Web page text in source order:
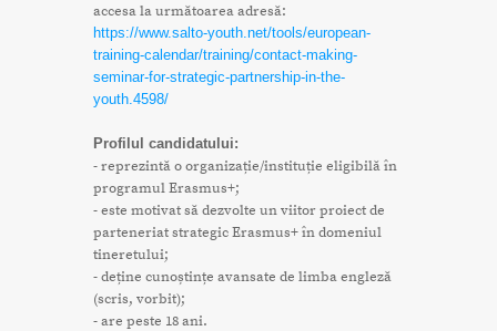
accesa la următoarea adresă:
https://www.salto-youth.net/tools/european-
training-calendar/training/contact-making-
seminar-for-strategic-partnership-in-the-
youth.4598/
Profilul candidatului:
- reprezintă o organizație/instituție eligibilă în
programul Erasmus+;
- este motivat să dezvolte un viitor proiect de
parteneriat strategic Erasmus+ în domeniul
tineretului;
- deține cunoștințe avansate de limba engleză
(scris, vorbit);
- are peste 18 ani.